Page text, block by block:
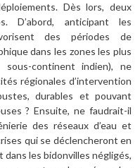
Dès lors, deux
D’abord, anticipant les
des périodes de
dans les zones les plus
sous-continent indien), ne
régionales d’intervention
durables et pouvant
? Ensuite, ne faudrait-il
des réseaux d’eau et
qui se déclencheront en
les bidonvilles négligés,